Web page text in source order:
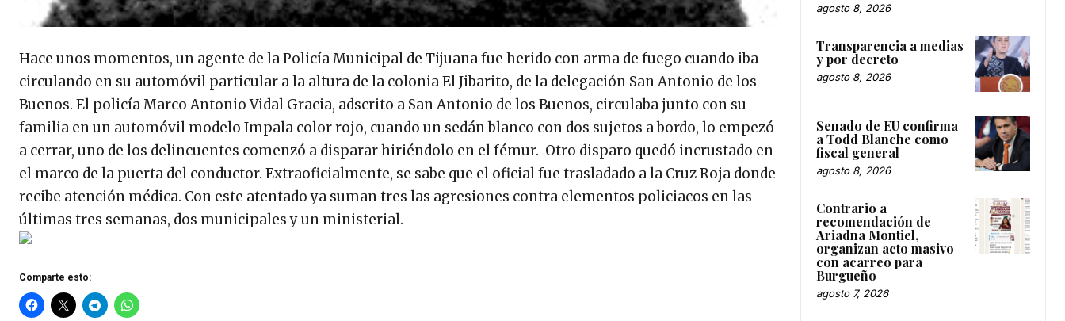
Hace unos momentos, un agente de la Policía Municipal de Tijuana fue herido con arma de fuego cuando iba
circulando en su automóvil particular a la altura de la colonia El Jibarito, de la delegación San Antonio de los
Buenos. El policía Marco Antonio Vidal Gracia, adscrito a San Antonio de los Buenos, circulaba junto con su
familia en un automóvil modelo Impala color rojo, cuando un sedán blanco con dos sujetos a bordo, lo empezó
a cerrar, uno de los delincuentes comenzó a disparar hiriéndolo en el fémur. Otro disparo quedó incrustado en
el marco de la puerta del conductor. Extraoficialmente, se sabe que el oficial fue trasladado a la Cruz Roja donde
recibe atención médica. Con este atentado ya suman tres las agresiones contra elementos policiacos en las
últimas tres semanas, dos municipales y un ministerial.
Comparte esto:
agosto 8, 2026
Transparencia a medias
y por decreto
agosto 8, 2026
Senado de EU confirma
a Todd Blanche como
fiscal general
agosto 8, 2026
Contrario a
recomendación de
Ariadna Montiel,
organizan acto masivo
con acarreo para
Burgueño
agosto 7, 2026